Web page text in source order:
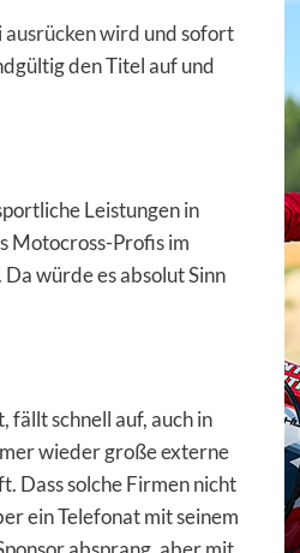
wird und sofort
den Titel auf und
Leistungen in
Motocross-Profis im
würde es absolut Sinn
schnell auf, auch in
wieder große externe
Dass solche Firmen nicht
ein Telefonat mit seinem